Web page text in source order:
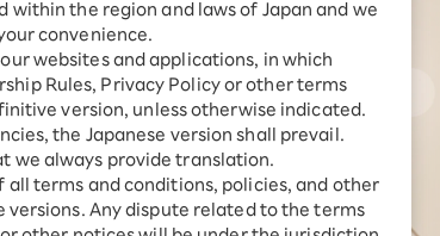
スマホ＋Rakuten Turbo
Rakuten Turbo 初めて申し込
みで毎月1,000ポイント還元
スマホ＋楽天ひかり
楽天ひかり初めて申し込みで毎
月1,000ポイント還元
within the region and laws of Japan and we
convenience.
websites and applications, in which
Rules, Privacy Policy or other terms
version, unless otherwise indicated.
the Japanese version shall prevail.
we always provide translation.
all terms and conditions, policies, and other
Any dispute related to the terms
とは、楽